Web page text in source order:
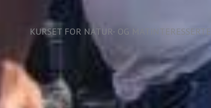
KURSET FOR NATUR- OG MATINTERESSERTE